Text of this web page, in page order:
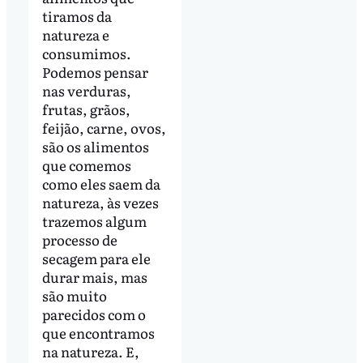
tiramos da
natureza e
consumimos.
Podemos pensar
nas verduras,
frutas, grãos,
feijão, carne, ovos,
são os alimentos
que comemos
como eles saem da
natureza, às vezes
trazemos algum
processo de
secagem para ele
durar mais, mas
são muito
parecidos com o
que encontramos
na natureza. E,